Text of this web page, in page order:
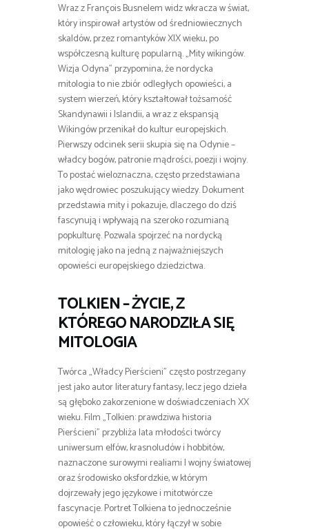
Wraz z François Busnelem widz wkracza w świat,
który inspirował artystów od średniowiecznych
skaldów, przez romantyków XIX wieku, po
współczesną kulturę popularną. „Mity wikingów.
Wizja Odyna” przypomina, że nordycka
mitologia to nie zbiór odległych opowieści, a
system wierzeń, który kształtował tożsamość
Skandynawii i Islandii, a wraz z ekspansją
Wikingów przenikał do kultur europejskich.
Pierwszy odcinek serii skupia się na Odynie –
władcy bogów, patronie mądrości, poezji i wojny.
To postać wieloznaczna, często przedstawiana
jako wędrowiec poszukujący wiedzy. Dokument
przedstawia mity i pokazuje, dlaczego do dziś
fascynują i wpływają na szeroko rozumianą
popkulturę. Pozwala spojrzeć na nordycką
mitologię jako na jedną z najważniejszych
opowieści europejskiego dziedzictwa.
TOLKIEN – ŻYCIE, Z
KTÓREGO NARODZIŁA SIĘ
MITOLOGIA
Twórca „Władcy Pierścieni” często postrzegany
jest jako autor literatury fantasy, lecz jego dzieła
są głęboko zakorzenione w doświadczeniach XX
wieku. Film „Tolkien: prawdziwa historia
Pierścieni” przybliża lata młodości twórcy
uniwersum elfów, krasnoludów i hobbitów,
naznaczone surowymi realiami I wojny światowej
oraz środowisko oksfordzkie, w którym
dojrzewały jego językowe i mitotwórcze
fascynacje. Portret Tolkiena to jednocześnie
opowieść o człowieku, który łączył w sobie